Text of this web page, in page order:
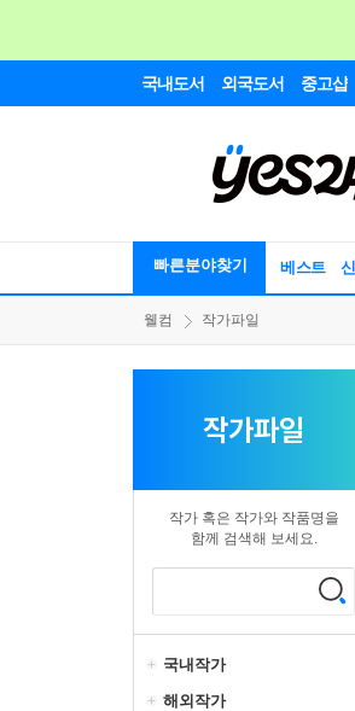
국내도서 외국도서 중고샵
빠른분야찾기 베스트
웰컴 작가파일
작가파일
작가 혹은 작가와 작품명을
함께 검색해 보세요.
국내작가
해외작가